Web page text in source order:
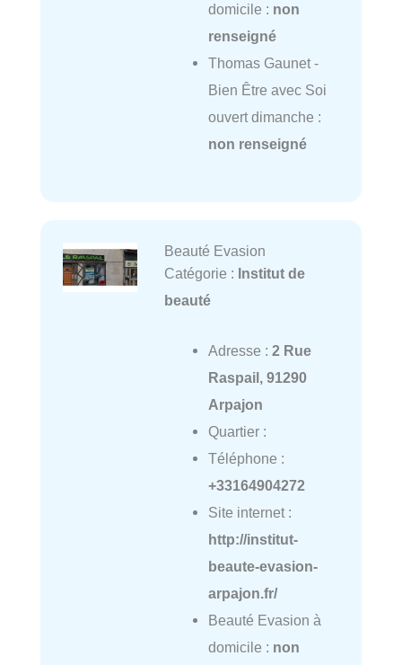
domicile : non
renseigné
Thomas Gaunet -
Bien Être avec Soi
ouvert dimanche :
non renseigné
Beauté Evasion
Catégorie : Institut de
beauté
Adresse : 2 Rue
Raspail, 91290
Arpajon
Quartier :
Téléphone :
+33164904272
Site internet :
http://institut-
beaute-evasion-
arpajon.fr/
Beauté Evasion à
domicile : non